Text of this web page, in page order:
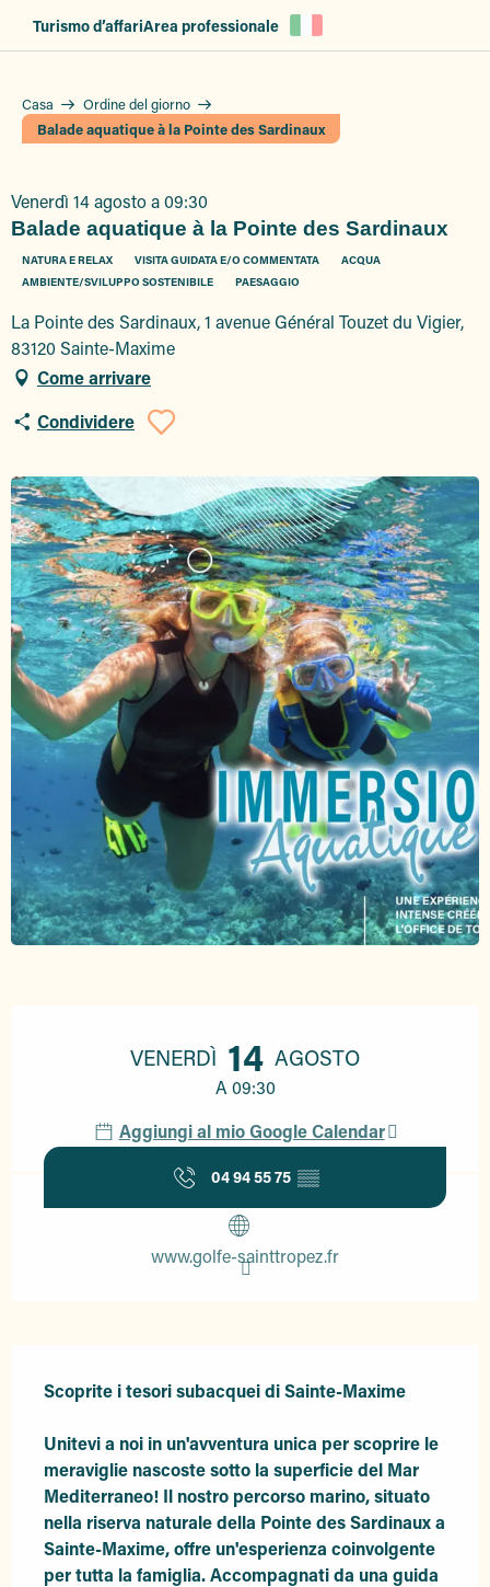
Turismo d’affariArea professionale
Casa
Ordine del giorno
Balade aquatique à la Pointe des Sardinaux
Venerdì 14 agosto a 09:30
Balade aquatique à la Pointe des Sardinaux
NATURA E RELAX VISITA GUIDATA E/O COMMENTATA
ACQUA
AMBIENTE/SVILUPPO SOSTENIBILE
PAESAGGIO
La Pointe des Sardinaux, 1 avenue Général Touzet du Vigier,
83120 Sainte-Maxime
Come arrivare
Condividere
Ajouter aux
VENERDÌ 14 AGOSTO
A 09:30
Aggiungi al mio Google Calendar
04 94 55 75 ▒▒
www.golfe-sainttropez.fr
Scoprite i tesori subacquei di Sainte-Maxime
Unitevi a noi in un'avventura unica per scoprire le
meraviglie nascoste sotto la superficie del Mar
Mediterraneo! Il nostro percorso marino, situato
nella riserva naturale della Pointe des Sardinaux a
Sainte-Maxime, offre un'esperienza coinvolgente
per tutta la famiglia. Accompagnati da una guida